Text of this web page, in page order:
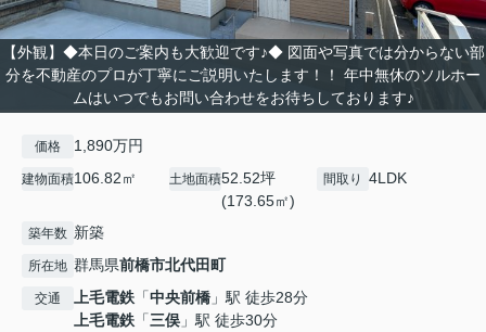
【外観】◆本日のご案内も大歓迎です♪◆ 図面や写真では分からない部
分を不動産のプロが丁寧にご説明いたします！！ 年中無休のソルホー
ムはいつでもお問い合わせをお待ちしております♪
価格 1,890万円
建物面積106.82㎡ 土地面積52.52坪
(173.65㎡)
間取り 4LDK
築年数 新築
所在地 群馬県前橋市北代田町
交通 上毛電鉄 「中央前橋 」駅 徒歩28分
上毛電鉄 「三俣 」駅 徒歩30分